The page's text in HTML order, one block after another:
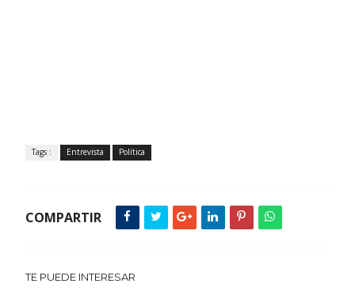
Tags : Entrevista Política
COMPARTIR
TE PUEDE INTERESAR